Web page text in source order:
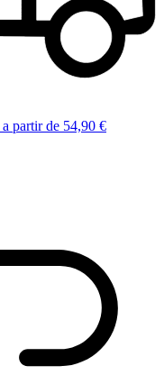
a partir de 54,90 €